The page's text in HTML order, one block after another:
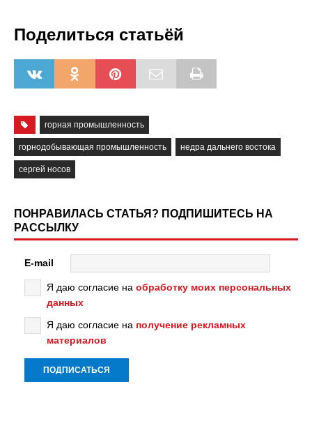
Поделиться статьёй
горная промышленность
горнодобывающая промышленность недра дальнего востока
сергей носов
ПОНРАВИЛАСЬ СТАТЬЯ? ПОДПИШИТЕСЬ НА
РАССЫЛКУ
E-mail
Я даю согласие на обработку моих персональных
данных
Я даю согласие на получение рекламных
материалов